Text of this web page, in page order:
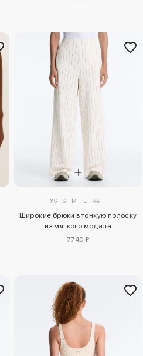
XS S M L XL
Широкие брюки в тонкую полоску
из мягкого модала
7740 ₽